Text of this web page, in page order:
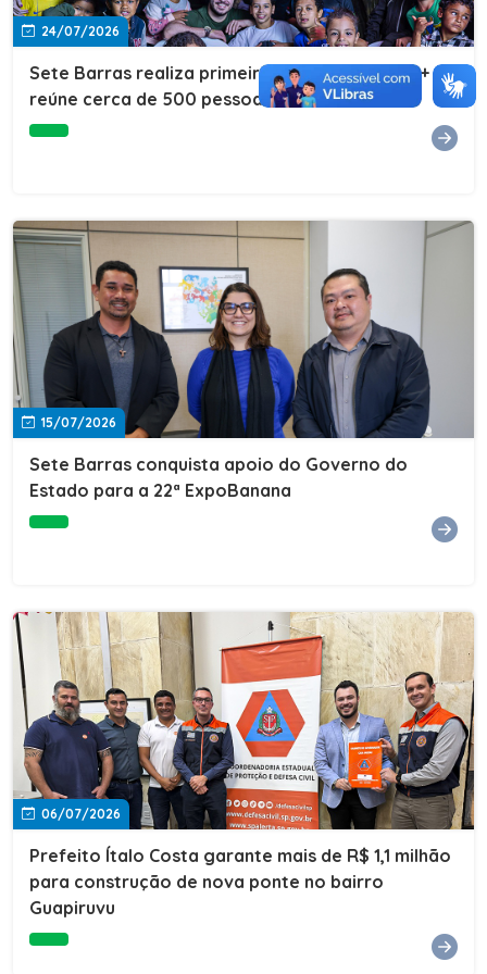
24/07/2026
Sete Barras realiza primeira edição do Cuidar+ e
reúne cerca de 500 pessoas na Vila São João
15/07/2026
Sete Barras conquista apoio do Governo do
Estado para a 22ª ExpoBanana
06/07/2026
Prefeito Ítalo Costa garante mais de R$ 1,1 milhão
para construção de nova ponte no bairro
Guapiruvu